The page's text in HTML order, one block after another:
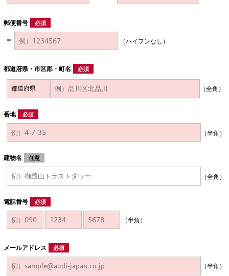
郵便番号 必須
〒 （ハイフンなし）
都道府県・市区郡・町名 必須
（全角）
番地 必須
（半角）
建物名 任意
（全角）
電話番号 必須
（半角）
メールアドレス 必須
（半角）